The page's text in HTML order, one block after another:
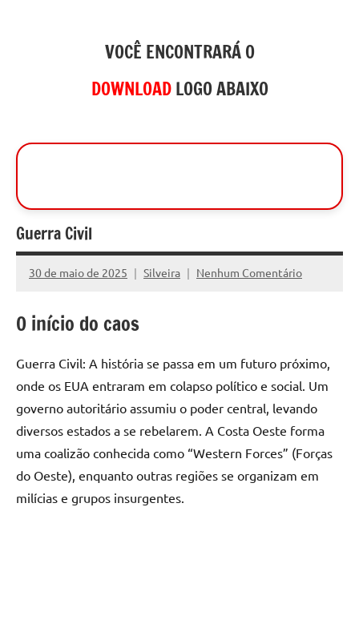
VOCÊ ENCONTRARÁ O
DOWNLOADLOGO ABAIXO
Guerra Civil
30 de maio de 2025 Silveira Nenhum Comentário
O início do caos
Guerra Civil: A história se passa em um futuro próximo,
onde os EUA entraram em colapso político e social. Um
governo autoritário assumiu o poder central, levando
diversos estados a se rebelarem. A Costa Oeste forma
uma coalizão conhecida como “Western Forces” (Forças
do Oeste), enquanto outras regiões se organizam em
milícias e grupos insurgentes.